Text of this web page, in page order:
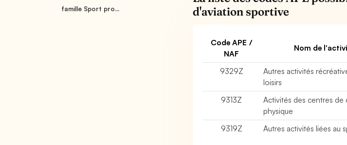
famille Sport pro...
d'aviation sportive
Code APE /
NAF
Nom de
9329Z
Autres activités
loisirs
9313Z
Activités des centres de
physique
9319Z
Autres activités liées au